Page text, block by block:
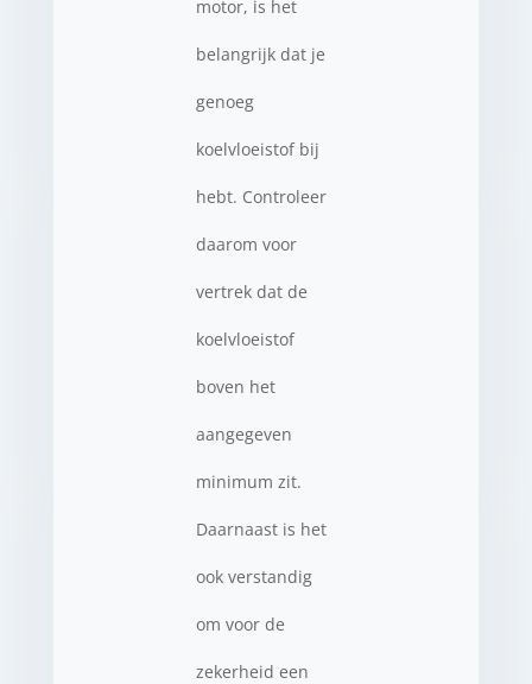
motor, is het
belangrijk dat je
genoeg
koelvloeistof bij
hebt. Controleer
daarom voor
vertrek dat de
koelvloeistof
boven het
aangegeven
minimum zit.
Daarnaast is het
ook verstandig
om voor de
zekerheid een